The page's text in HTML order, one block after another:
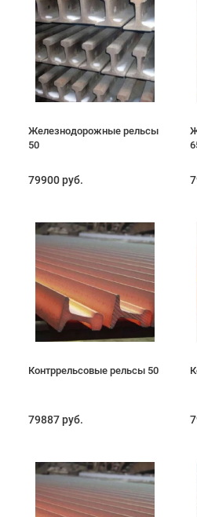
Железнодорожные рельсы
50
79900 руб.
Контррельсовые рельсы 50
79887 руб.